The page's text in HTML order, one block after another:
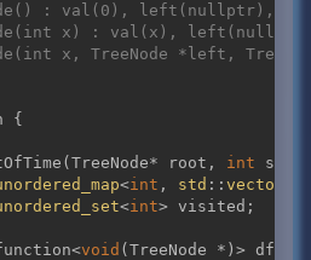
: val(0), left(nullptr),
x) : val(x),
x, TreeNode *left,
{
(TreeNode* root, int
<int , std :: vector
<int> visited;
void (TreeNode *)> dfs